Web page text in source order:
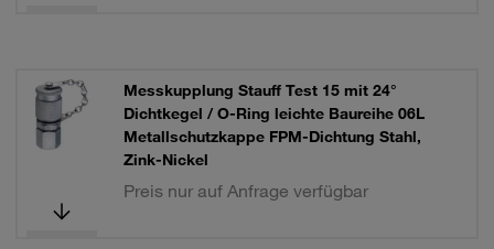
Messkupplung Stauff Test 15 mit 24°
Dichtkegel / O-Ring leichte Baureihe 06L
Metallschutzkappe FPM-Dichtung Stahl,
Zink-Nickel
Preis nur auf Anfrage verfügbar